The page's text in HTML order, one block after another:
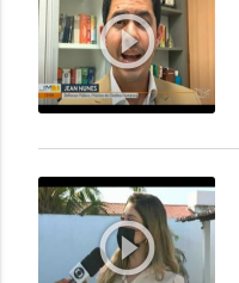
play_circle_outline
play_circle_outline